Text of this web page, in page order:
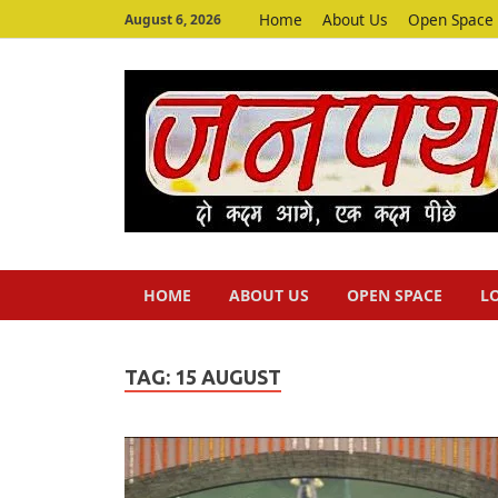
August 6, 2026 Home About Us Open Space
HOME ABOUT US OPEN SPACE
TAG: 15 AUGUST